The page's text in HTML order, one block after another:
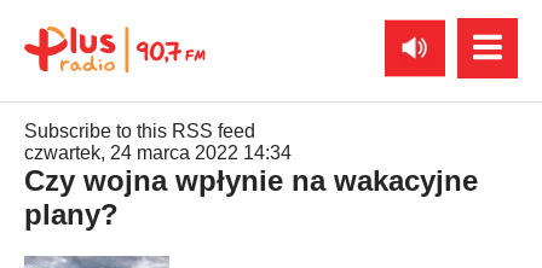
Subscribe to this RSS feed
czwartek, 24 marca 2022 14:34
Czy wojna wpłynie na wakacyjne
plany?